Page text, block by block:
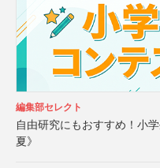
編集部セレクト
自由研究にもおすすめ！小
夏》